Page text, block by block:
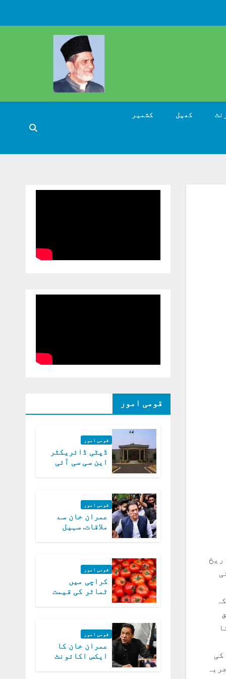
کھیل کشمیر
قومی امور
قومی امور
ڈپٹی ڈائریکٹر
این سی سی آئی
قومی امور
عمران خان سے
ملاقات. سہیل
قومی امور
کراچی میں
ٹماٹر کی قیمت
قومی امور
عمران خان کا
ایکس اکائونٹ